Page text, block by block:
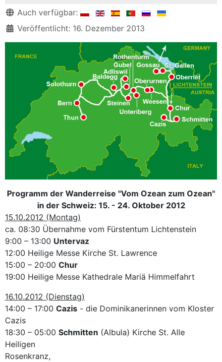
DetailsAuch verfügbar:
Veröffentlicht: 16. Dezember 2013
Programm der Wanderreise "Vom Ozean zum Ozean"
in der Schweiz: 15. - 24. Oktober 2012
15.10.2012 (Montag)
ca. 08:30 Übernahme vom Fürstentum Lichtenstein
9:00 – 13:00 Untervaz
12:00 Heilige Messe Kirche St. Lawrence
15:00 – 20:00 Chur
19:00 Heilige Messe Kathedrale Mariä Himmelfahrt
16.10.2012 (Dienstag)
14:00 – 17:00 Cazis - die Dominikanerinnen vom Kloster
Cazis
18:30 – 05:00 Schmitten (Albula) Kirche St. Alle
Heiligen
Rosenkranz,